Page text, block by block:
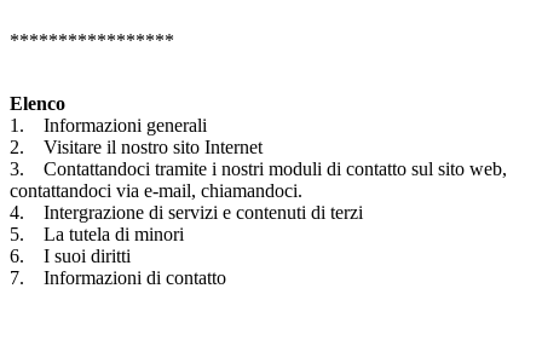
*****************
Elenco
1. Informazioni generali
2. Visitare il nostro sito Internet
3. Contattandoci tramite i nostri moduli di contatto sul sito web,
contattandoci via e-mail, chiamandoci.
4. Intergrazione di servizi e contenuti di terzi
5. La tutela di minori
6. I suoi diritti
7. Informazioni di contatto